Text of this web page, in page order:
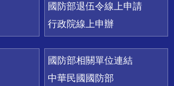
國防部退伍令線上申請
行政院線上申辦
國防部相關單位連結
中華民國國防部